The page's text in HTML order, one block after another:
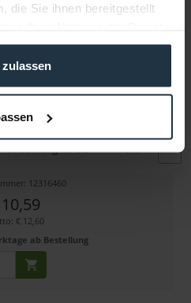
die Sie ihnen bereitgestellt
zulassen
(Black Panther)
für z.B. FilmPro...
12316460
€ 12,60
ab Bestellung